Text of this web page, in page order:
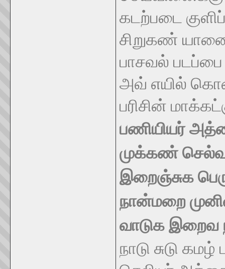
கடற்படை
சிறுகண்
பாசவல்
அவ் எயில்
பரிசின்
பணியியர்
முக்கண்
இறைஞ்சுக
நான்மறை
வாடுக
நாடு சுடு